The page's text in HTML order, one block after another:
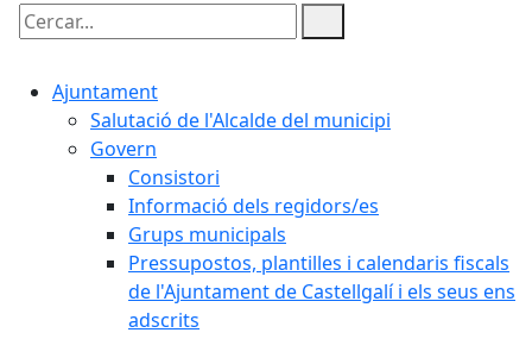
Cercar:
Ajuntament
Salutació de l'Alcalde del municipi
Govern
Consistori
Informació dels regidors/es
Grups municipals
Pressupostos, plantilles i calendaris fiscals
de l'Ajuntament de Castellgalí i els seus ens
adscrits